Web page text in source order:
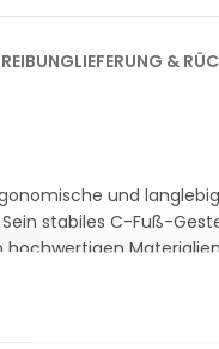
LIEFERUNG &
und
stabiles C-Fuß-